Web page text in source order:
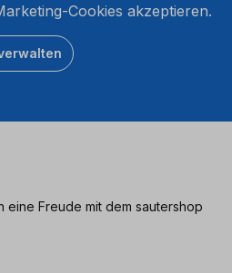
Cookies akzeptieren.
eine Freude mit dem sautershop